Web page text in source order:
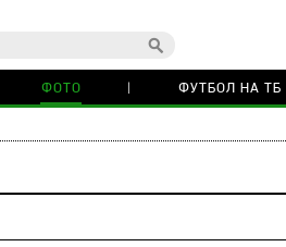
ФОТО ФУТБОЛ НА ТБ